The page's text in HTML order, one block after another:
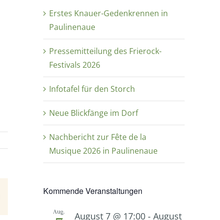
Erstes Knauer-Gedenkrennen in
Paulinenaue
Pressemitteilung des Frierock-
Festivals 2026
Infotafel für den Storch
Neue Blickfänge im Dorf
Nachbericht zur Fête de la
Musique 2026 in Paulinenaue
Kommende Veranstaltungen
Aug. August 7 @ 17:00 - August